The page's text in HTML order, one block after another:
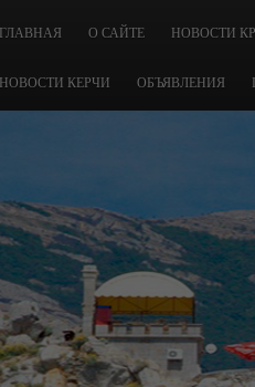
ГЛАВНАЯ О САЙТЕ НОВОСТИ
НОВОСТИ КЕРЧИ ОБЪЯВЛЕНИЯ